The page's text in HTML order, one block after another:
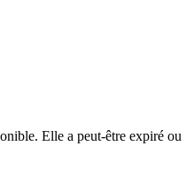
Elle a peut-être expiré ou